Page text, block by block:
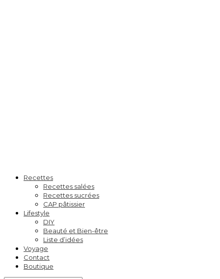
Recettes
Recettes salées
Recettes sucrées
CAP pâtissier
Lifestyle
DIY
Beauté et Bien-être
Liste d’idées
Voyage
Contact
Boutique